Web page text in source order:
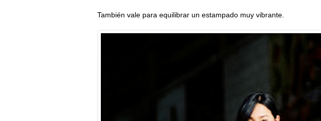
También vale para equilibrar un estampado muy vibrante.